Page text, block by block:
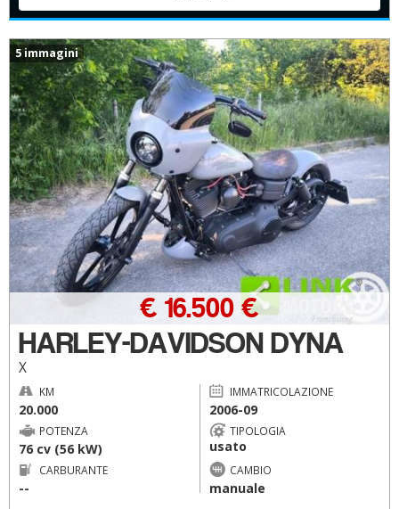
5 immagini
HARLEY-DAVIDSON DYNA
X
€ 16.500 €
KM
20.000
IMMATRICOLAZIONE
2006-09
POTENZA
76 cv (56 kW)
TIPOLOGIA
usato
CARBURANTE
--
CAMBIO
manuale